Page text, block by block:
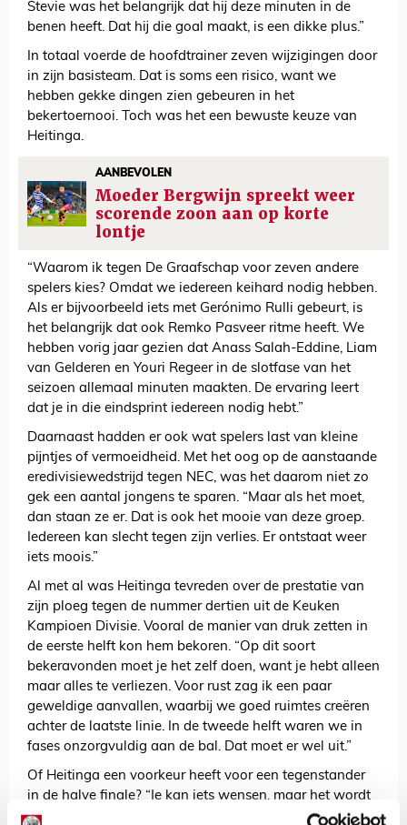
Stevie was het belangrijk dat hij deze minuten in de
benen heeft. Dat hij die goal maakt, is een dikke plus.”
In totaal voerde de hoofdtrainer zeven wijzigingen door
in zijn basisteam. Dat is soms een risico, want we
hebben gekke dingen zien gebeuren in het
bekertoernooi. Toch was het een bewuste keuze van
Heitinga.
AANBEVOLEN
Moeder Bergwijn spreekt weer
scorende zoon aan op korte
lontje
“Waarom ik tegen De Graafschap voor zeven andere
spelers kies? Omdat we iedereen keihard nodig hebben.
Als er bijvoorbeeld iets met Gerónimo Rulli gebeurt, is
het belangrijk dat ook Remko Pasveer ritme heeft. We
hebben vorig jaar gezien dat Anass Salah-Eddine, Liam
van Gelderen en Youri Regeer in de slotfase van het
seizoen allemaal minuten maakten. De ervaring leert
dat je in die eindsprint iedereen nodig hebt.”
Daarnaast hadden er ook wat spelers last van kleine
pijntjes of vermoeidheid. Met het oog op de aanstaande
eredivisiewedstrijd tegen NEC, was het daarom niet zo
gek een aantal jongens te sparen. “Maar als het moet,
dan staan ze er. Dat is ook het mooie van deze groep.
Iedereen kan slecht tegen zijn verlies. Er ontstaat weer
iets moois.”
Al met al was Heitinga tevreden over de prestatie van
zijn ploeg tegen de nummer dertien uit de Keuken
Kampioen Divisie. Vooral de manier van druk zetten in
de eerste helft kon hem bekoren. “Op dit soort
bekeravonden moet je het zelf doen, want je hebt alleen
maar alles te verliezen. Voor rust zag ik een paar
geweldige aanvallen, waarbij we goed ruimtes creëren
achter de laatste linie. In de tweede helft waren we in
fases onzorgvuldig aan de bal. Dat moet er wel uit.”
Of Heitinga een voorkeur heeft voor een tegenstander
in de halve finale? “Je kan iets wensen, maar het wordt
afwachten. Een keer een thuiswedstrijd zou wel lekker